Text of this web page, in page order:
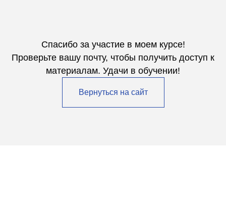
Спасибо за участие в моем курсе!
Проверьте вашу почту, чтобы получить доступ к
материалам. Удачи в обучении!
Вернуться на сайт